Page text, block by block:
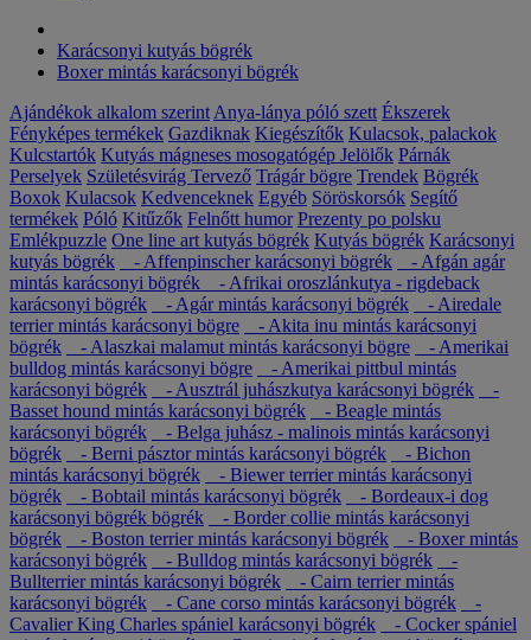
Karácsonyi kutyás bögrék
Boxer mintás karácsonyi bögrék
Ajándékok alkalom szerint Anya-lánya póló szett Ékszerek
Fényképes termékek Gazdiknak Kiegészítők Kulacsok, palackok
Kulcstartók Kutyás mágneses mosogatógép Jelölők Párnák
Perselyek Születésvirág Tervező Trágár bögre Trendek Bögrék
Boxok Kulacsok Kedvenceknek Egyéb Söröskorsók Segítő
termékek Póló Kitűzők Felnőtt humor Prezenty po polsku
Emlékpuzzle One line art kutyás bögrék Kutyás bögrék Karácsonyi
kutyás bögrék
- Affenpinscher karácsonyi bögrék
- Afgán agár
mintás karácsonyi bögrék
- Afrikai oroszlánkutya - rigdeback
karácsonyi bögrék
- Agár mintás karácsonyi bögrék
- Airedale
terrier mintás karácsonyi bögre
- Akita inu mintás karácsonyi
bögrék
- Alaszkai malamut mintás karácsonyi bögre
- Amerikai
bulldog mintás karácsonyi bögre
- Amerikai pittbul mintás
karácsonyi bögrék
- Ausztrál juhászkutya karácsonyi bögrék
-
Basset hound mintás karácsonyi bögrék
- Beagle mintás
karácsonyi bögrék
- Belga juhász - malinois mintás karácsonyi
bögrék
- Berni pásztor mintás karácsonyi bögrék
- Bichon
mintás karácsonyi bögrék
- Biewer terrier mintás karácsonyi
bögrék
- Bobtail mintás karácsonyi bögrék
- Bordeaux-i dog
karácsonyi bögrék bögrék
- Border collie mintás karácsonyi
bögrék
- Boston terrier mintás karácsonyi bögrék
- Boxer mintás
karácsonyi bögrék
- Bulldog mintás karácsonyi bögrék
-
Bullterrier mintás karácsonyi bögrék
- Cairn terrier mintás
karácsonyi bögrék
- Cane corso mintás karácsonyi bögrék
-
Cavalier King Charles spániel karácsonyi bögrék
- Cocker spániel